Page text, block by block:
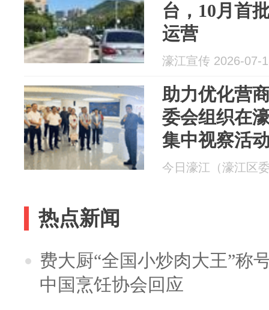
台，10月首
运营
濠江宣传 2026-07-
助力优化营商环境 濠
委会组织在
集中视察活
今日濠江（濠江区
热点新闻
费大厨“全国小炒肉大王”称
中国烹饪协会回应